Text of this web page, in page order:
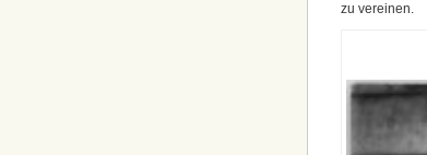
zu vereinen.